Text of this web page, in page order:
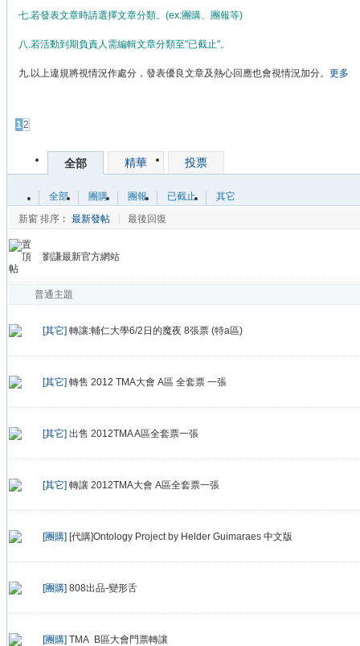
七.若發表文章時請選擇文章分類。(ex:團購、團報等)
八.若活動到期負責人需編輯文章分類至"已截止"。
九.以上違規將視情況作處分，發表優良文章及熱心回應也會視情況加分。 更多
12
全部 精華 投票
全部 團購 團報 已截止
其它
新窗 排序︰ 最新發帖 最後回復
劉謙最新官方網站
普通主題
[其它] 轉讓:輔仁大學6/2日的魔夜 8張票 (特a區)
[其它] 轉售 2012 TMA大會 A區 全套票 一張
[其它] 出售 2012TMA A區全套票一張
[其它] 轉讓 2012TMA大會 A區全套票一張
[團購] [代購]Ontology Project by Helder Guimaraes 中文版
[團購] 808出品-變形舌
[團購] TMA B區大會門票轉讓